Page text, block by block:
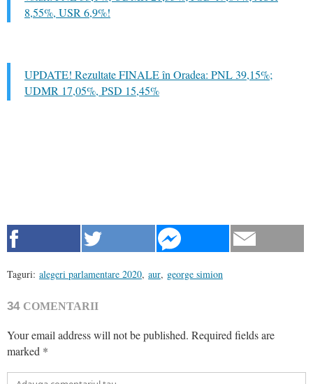
8,55%, USR 6,9%!
UPDATE! Rezultate FINALE în Oradea: PNL 39,15%;
UDMR 17,05%, PSD 15,45%
Taguri: alegeri parlamentare 2020, aur, george simion
34 COMENTARII
Your email address will not be published. Required fields are
marked *